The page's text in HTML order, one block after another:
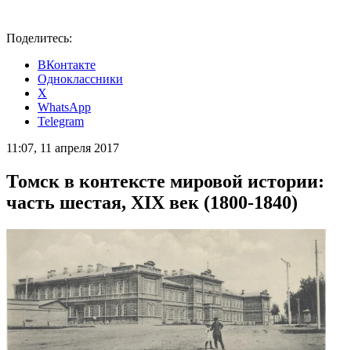
Поделитесь:
ВКонтакте
Одноклассники
X
WhatsApp
Telegram
11:07, 11 апреля 2017
Томск в контексте мировой истории:
часть шестая, XIХ век (1800-1840)